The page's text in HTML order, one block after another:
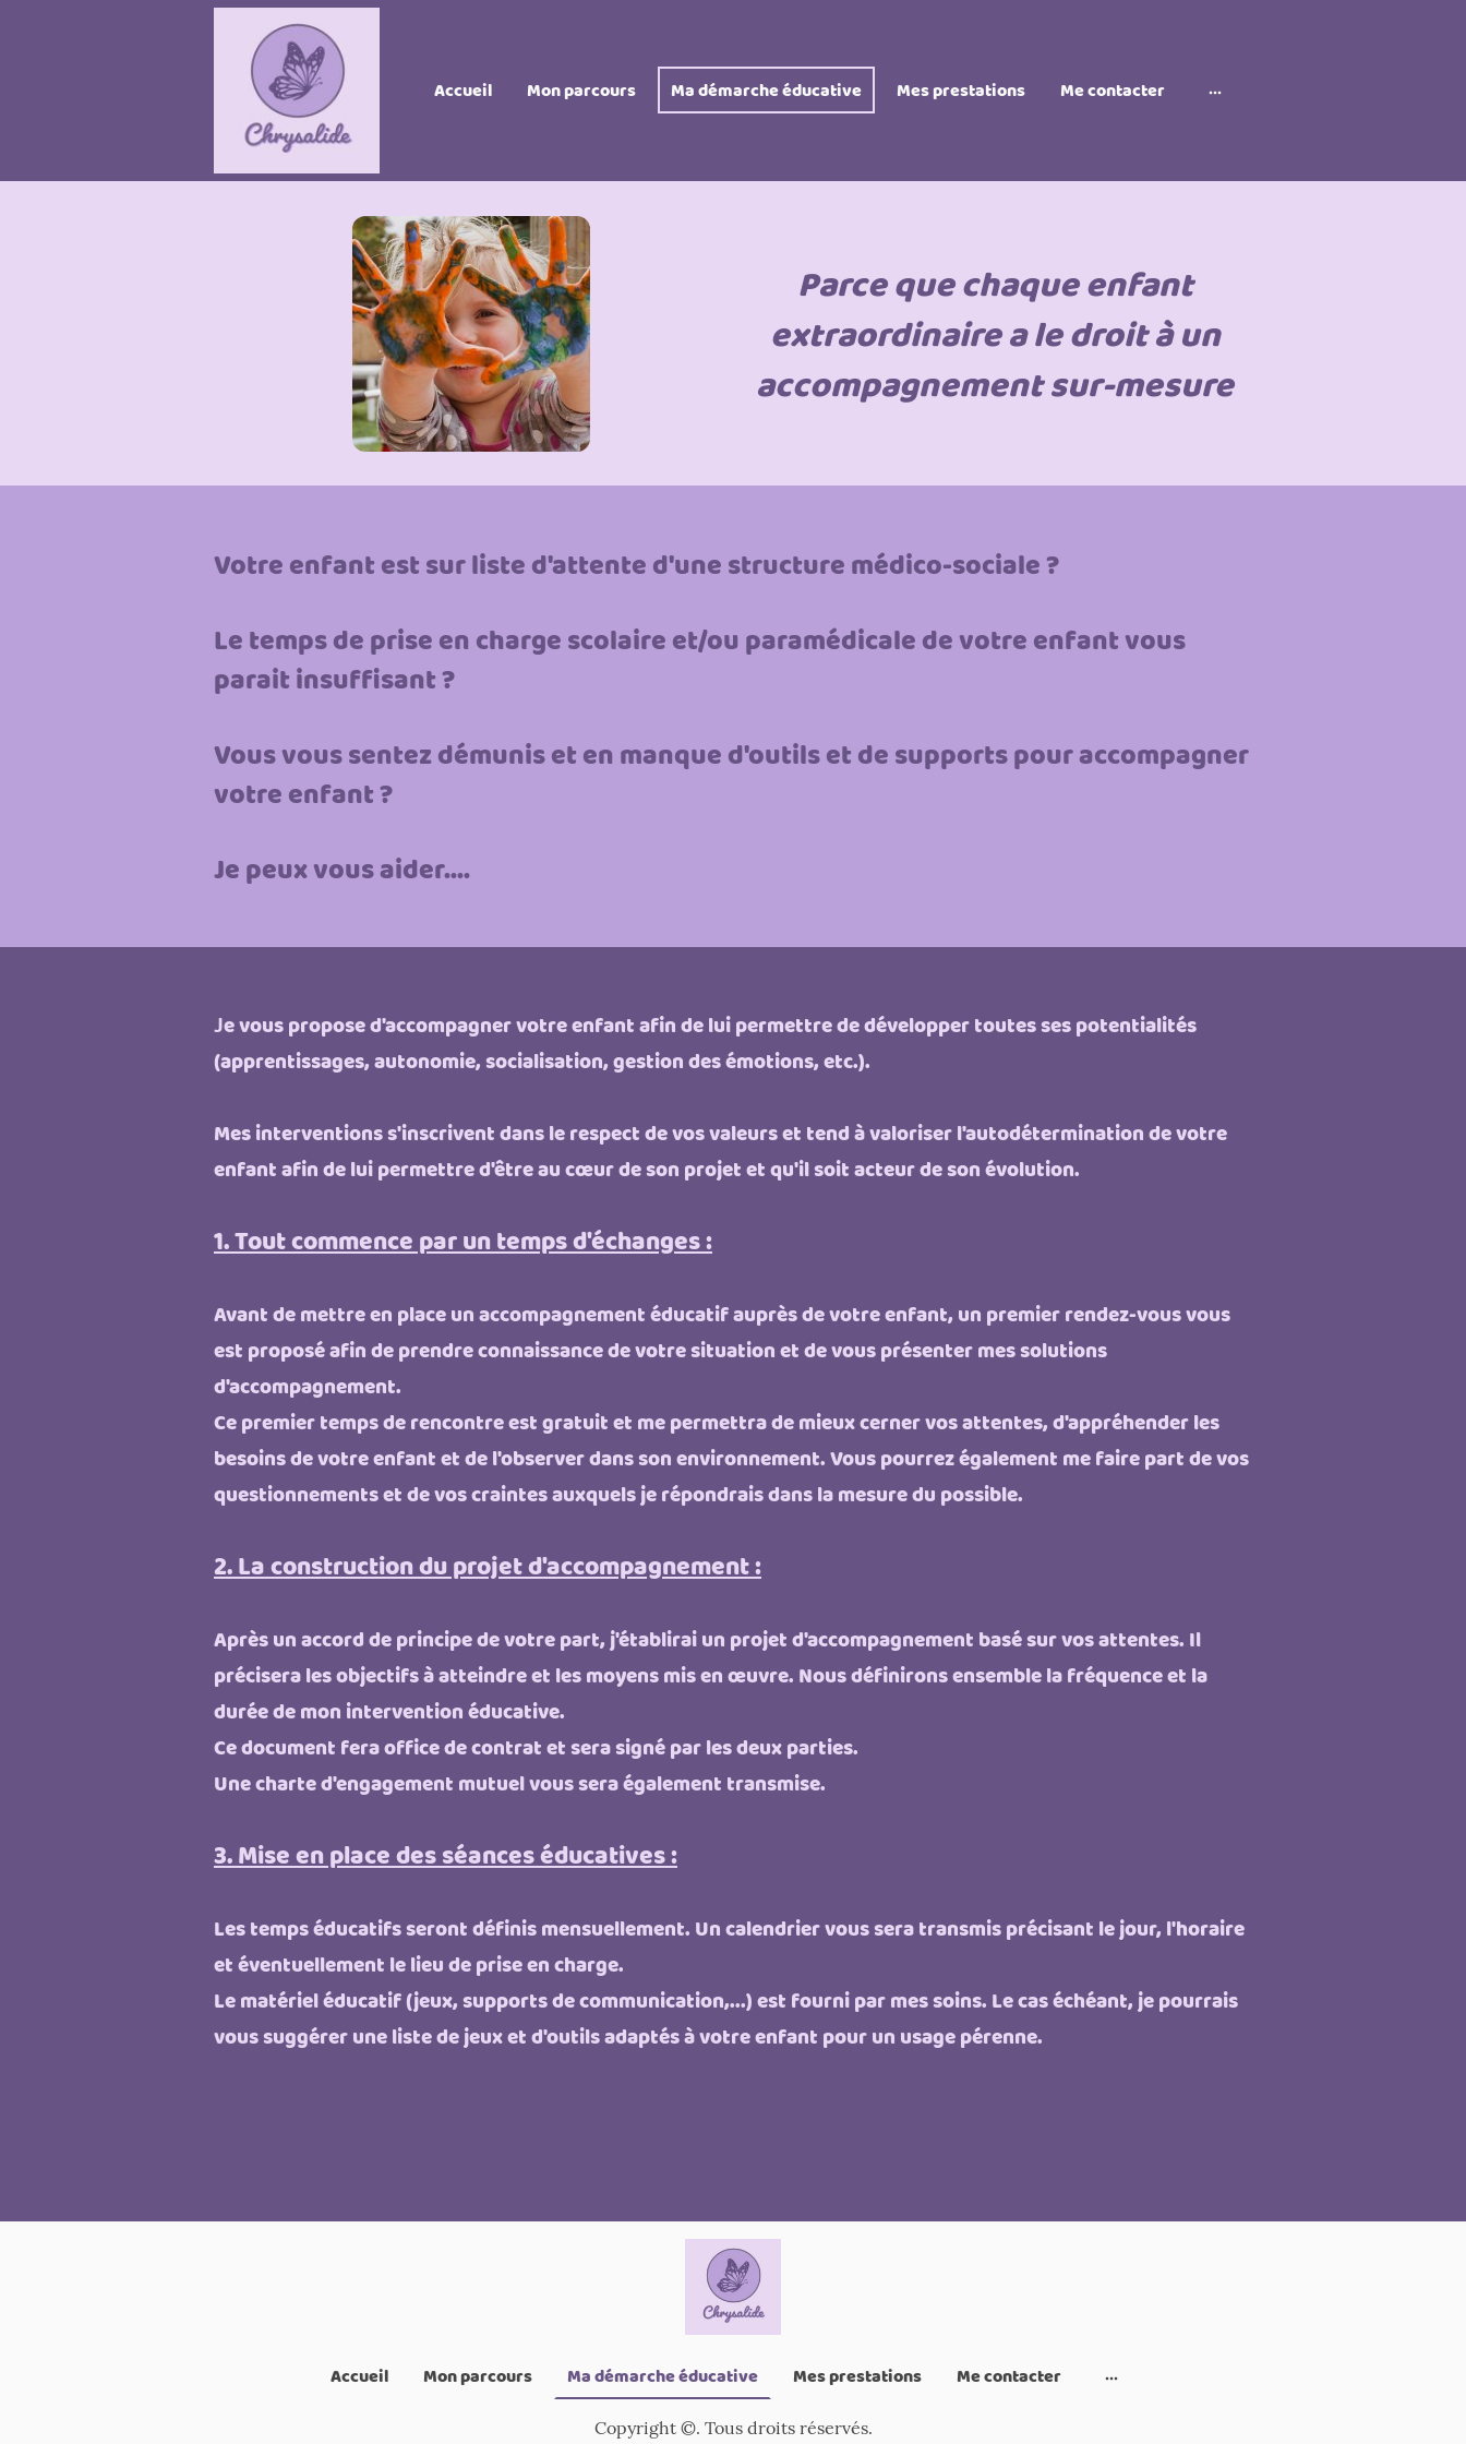
Accueil Mon parcours Ma démarche éducative Mes prestations Me contacter
Parce que chaque enfant
extraordinaire a le droit à un
accompagnement sur-mesure
Votre enfant est sur liste d'attente d'une structure médico-sociale ?
Le temps de prise en charge scolaire et/ou paramédicale de votre enfant vous
parait insuffisant ?
Vous vous sentez démunis et en manque d'outils et de supports pour accompagner
votre enfant ?
Je peux vous aider....
Je vous propose d'accompagner votre enfant afin de lui permettre de développer toutes ses potentialités
(apprentissages, autonomie, socialisation, gestion des émotions, etc.).
Mes interventions s'inscrivent dans le respect de vos valeurs et tend à valoriser l'autodétermination de votre
enfant afin de lui permettre d'être au cœur de son projet et qu'il soit acteur de son évolution.
1. Tout commence par un temps d'échanges :
Avant de mettre en place un accompagnement éducatif auprès de votre enfant, un premier rendez-vous vous
est proposé afin de prendre connaissance de votre situation et de vous présenter mes solutions
d'accompagnement.
Ce premier temps de rencontre est gratuit et me permettra de mieux cerner vos attentes, d'appréhender les
besoins de votre enfant et de l'observer dans son environnement. Vous pourrez également me faire part de vos
questionnements et de vos craintes auxquels je répondrais dans la mesure du possible.
2. La construction du projet d'accompagnement :
Après un accord de principe de votre part, j'établirai un projet d'accompagnement basé sur vos attentes. Il
précisera les objectifs à atteindre et les moyens mis en œuvre. Nous définirons ensemble la fréquence et la
durée de mon intervention éducative.
Ce document fera office de contrat et sera signé par les deux parties.
Une charte d'engagement mutuel vous sera également transmise.
3. Mise en place des séances éducatives :
Les temps éducatifs seront définis mensuellement. Un calendrier vous sera transmis précisant le jour, l'horaire
et éventuellement le lieu de prise en charge.
Le matériel éducatif (jeux, supports de communication,...) est fourni par mes soins. Le cas échéant, je pourrais
vous suggérer une liste de jeux et d'outils adaptés à votre enfant pour un usage pérenne.
Accueil Mon parcours Ma démarche éducative Mes prestations Me contacter
Copyright ©. Tous droits réservés.